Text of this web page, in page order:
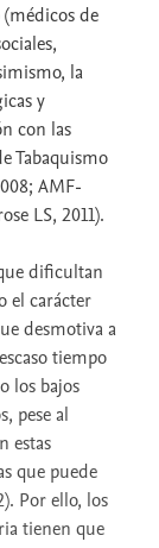
de
la
y
con las
Tabaquismo
AMF-
LS, 2011).
dificultan
el carácter
desmotiva a
tiempo
los bajos
pese al
estas
que puede
Por ello, los
tienen que